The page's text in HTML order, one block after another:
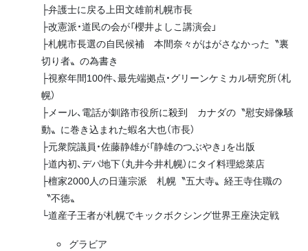
├弁護士に戻る上田文雄前札幌市長
├改憲派・道民の会が「櫻井よしこ講演会」
├札幌市長選の自民候補 本間奈々がはがさなかった〝裏
切り者〟の為書き
├視察年間100件、最先端拠点・グリーンケミカル研究所（札
幌）
├メール、電話が釧路市役所に殺到 カナダの〝慰安婦像騒
動〟に巻き込まれた蝦名大也（市長）
├元衆院議員・佐藤静雄が「静雄のつぶやき」を出版
├道内初、デパ地下（丸井今井札幌）にタイ料理総菜店
├檀家2000人の日蓮宗派 札幌〝五大寺〟経王寺住職の
〝不徳〟
└道産子王者が札幌でキックボクシング世界王座決定戦
グラビア